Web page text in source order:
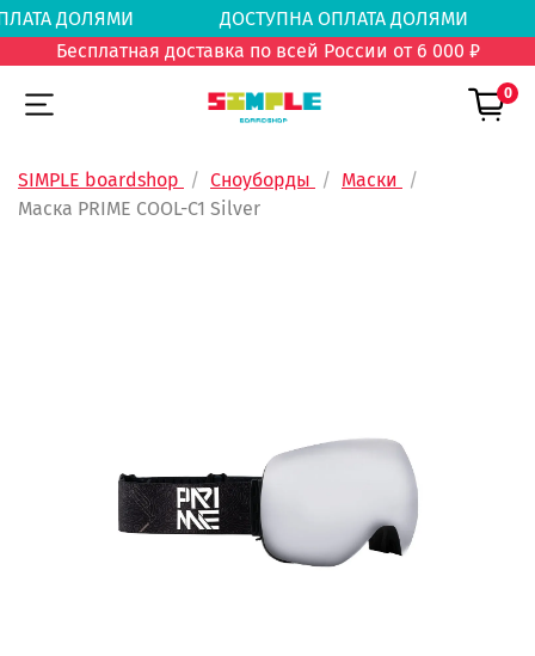
ДОЛЯМИ
ДОСТУПНА ОПЛАТА
Бесплатная доставка по всей России от 6 000 ₽
0
SIMPLE boardshop Сноуборды
Маски
Маска PRIME COOL-C1 Silver